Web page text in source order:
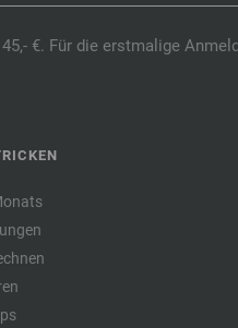
€. Für die erstmalige